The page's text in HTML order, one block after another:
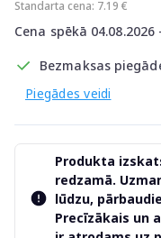
Standarta cena: 7.19 €
Cena spēkā 04.08.2026
Bezmaksas
Piegādes veidi
Produkta
redzamā.
lūdzu,
Precīzākais un